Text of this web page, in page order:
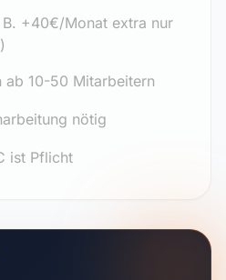
+40€/Monat extra nur
ab 10-50 Mitarbeitern
nötig
ist Pflicht